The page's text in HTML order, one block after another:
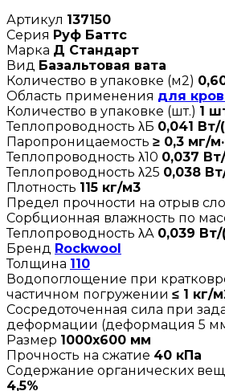
Артикул 137150
Серия Руф Баттс
Марка Д Стандарт
Вид Базальтовая вата
Количество в упаковке (м2)
Область применения для
Количество в упаковке (шт.) 1
Теплопроводность λБ 0,041 Вт/
Паропроницаемость ≥ 0,3 мг/
Теплопроводность λ10 0,037
Теплопроводность λ25 0,038
Плотность 115 кг/м3
Предел прочности на отрыв
Сорбционная влажность по
Теплопроводность λА 0,039 Вт/
Бренд Rockwool
Толщина 110
Водопоглощение при
частичном погружении ≤ 1 кг/
Сосредоточенная сила при
деформации (деформация 5
Размер 1000х600 мм
Прочность на сжатие 40 кПа
Содержание органических
4,5%